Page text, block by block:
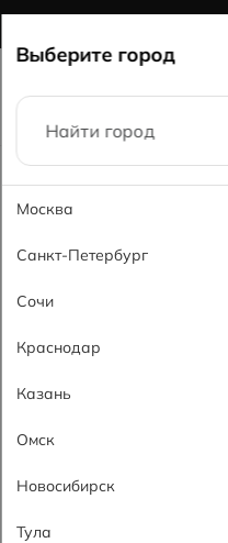
Главная Каталог 60x120
Выберите город
Москва
Санкт-Петербург
Сочи
Краснодар
Казань
Омск
Новосибирск
Тула